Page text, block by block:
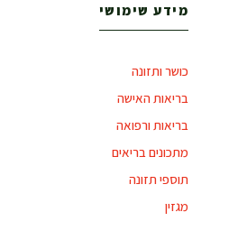
מידע שימושי
כושר ותזונה
בריאות האישה
בריאות ורפואה
מתכונים בריאים
תוספי תזונה
מגזין